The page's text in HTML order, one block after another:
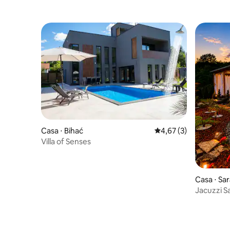
Casa ⋅ Bihać 4,67 de uma
4,67 (3)
Villa of Senses
Casa ⋅
Jacuzzi